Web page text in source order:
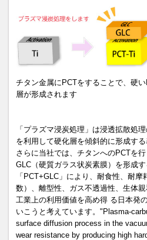
チタン金属にPCTをすることで、硬
層が形成されます
「プラズマ浸炭処理」は浸透拡散処
を利用して硬化層を傾斜的に形成する
さらに当社では、チタンへのPCTを
GLC（硬質ガラス状炭素膜）を形成す
「PCT+GLC」により、耐食性、耐
数）、離型性、ガス不透過性、生体
工業上の利用価値を高め得 る日本発
いこうと考えています。"Plasma-
surface diffusion process in the
wear resistance by producing high